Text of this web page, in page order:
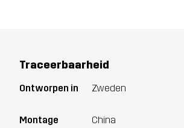
Traceerbaarheid
Ontworpen in Zweden
Montage China